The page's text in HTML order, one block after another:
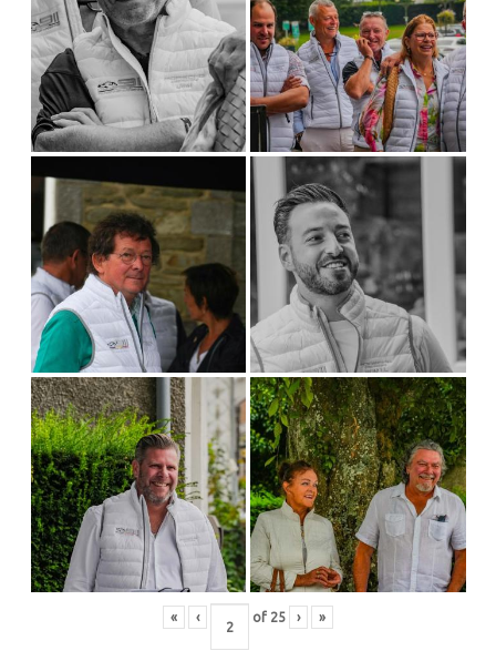
« ‹ of 25 › »